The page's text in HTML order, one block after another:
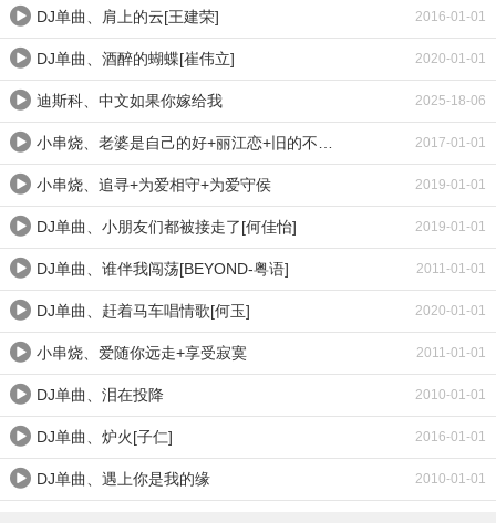
DJ单曲、肩上的云[王建荣] 2016-01-01
DJ单曲、酒醉的蝴蝶[崔伟立] 2020-01-01
迪斯科、中文如果你嫁给我 2025-18-06
小串烧、老婆是自己的好+丽江恋+旧的不去新的不来 2017-01-01
小串烧、追寻+为爱相守+为爱守侯 2019-01-01
DJ单曲、小朋友们都被接走了[何佳怡] 2019-01-01
DJ单曲、谁伴我闯荡[BEYOND-粤语] 2011-01-01
DJ单曲、赶着马车唱情歌[何玉] 2020-01-01
小串烧、爱随你远走+享受寂寞 2011-01-01
DJ单曲、泪在投降 2010-01-01
DJ单曲、炉火[子仁] 2016-01-01
DJ单曲、遇上你是我的缘 2010-01-01